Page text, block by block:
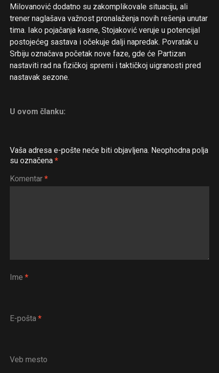
Milovanović dodatno su zakomplikovale situaciju, ali
trener naglašava važnost pronalaženja novih rešenja unutar
tima. Iako pojačanja kasne, Stojaković veruje u potencijal
postojećeg sastava i očekuje dalji napredak. Povratak u
Srbiju označava početak nove faze, gde će Partizan
nastaviti rad na fizičkoj spremi i taktičkoj uigranosti pred
nastavak sezone.
U ovom članku:
Vaša adresa e-pošte neće biti objavljena. Neophodna polja
su označena *
Komentar *
Ime *
E-pošta *
Veb mesto